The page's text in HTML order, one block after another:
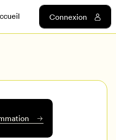
Connexion